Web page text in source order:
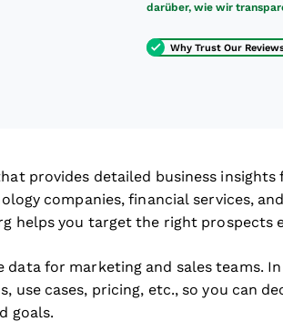
darüber, wie wir
Why Trust Our
provides detailed business insights
companies, financial services,
helps you target the right prospects
data for marketing and sales teams.
use cases, pricing, etc., so you can
goals.